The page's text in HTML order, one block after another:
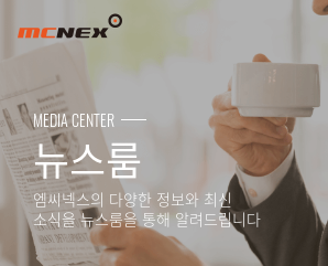
NEWSROOM
MEDIA CENTER
뉴스룸
엠씨넥스의 다양한 정보와 최신
소식을 뉴스룸을 통해 알려드립니다